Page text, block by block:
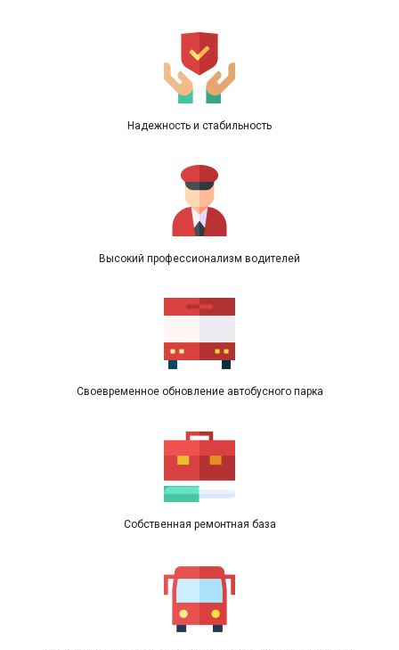
Надежность и стабильность
Высокий профессионализм водителей
Своевременное обновление автобусного парка
Собственная ремонтная база